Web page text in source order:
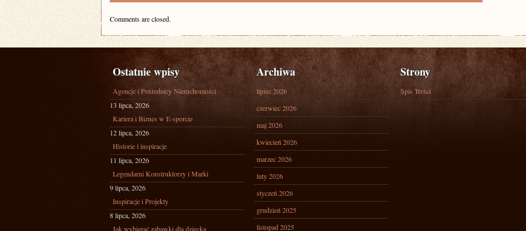
Comments are closed.
Ostatnie wpisy
Agencje i Pośrednicy Nieruchomości
13 lipca, 2026
Kariera i Biznes w E-sporcie
12 lipca, 2026
Historie i inspiracje
11 lipca, 2026
Legendarni Konstruktorzy i Marki
9 lipca, 2026
Inspiracje i Projekty
8 lipca, 2026
Jak wybierać zabawki dla dziecka
Archiwa
lipiec 2026
czerwiec 2026
maj 2026
kwiecień 2026
marzec 2026
luty 2026
styczeń 2026
grudzień 2025
listopad 2025
Strony
Spis Treści